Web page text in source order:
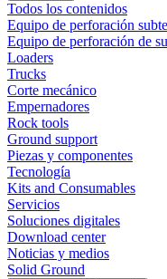
Todos los contenidos
Equipo de perforación
Equipo de perforación de
Loaders
Trucks
Corte mecánico
Empernadores
Rock tools
Ground support
Piezas y componentes
Tecnología
Kits and Consumables
Servicios
Soluciones digitales
Download center
Noticias y medios
Solid Ground